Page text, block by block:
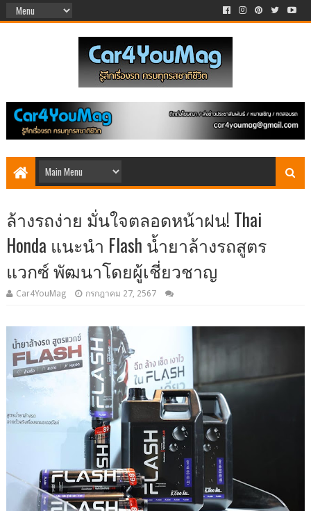
ล้างรถง่าย มั่นใจตลอดหน้าฝน! Thai
Honda แนะนำ Flash น้ำยาล้างรถสูตร
แวกซ์ พัฒนาโดยผู้เชี่ยวชาญ
Car4YouMag กรกฎาคม 27, 2567